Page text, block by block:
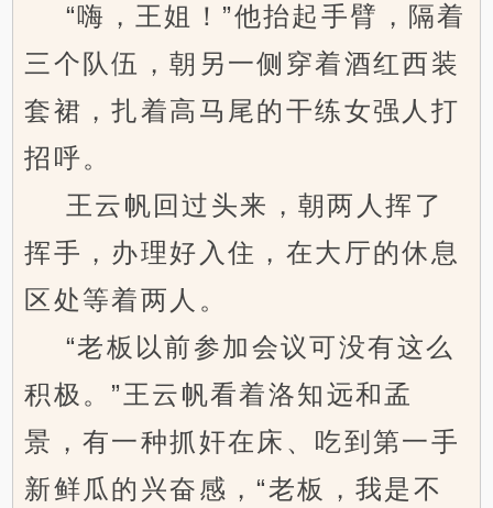
“嗨，王姐！”他抬起手臂，隔着
三个队伍，朝另一侧穿着酒红西装
套裙，扎着高马尾的干练女强人打
招呼。
王云帆回过头来，朝两人挥了
挥手，办理好入住，在大厅的休息
区处等着两人。
“老板以前参加会议可没有这么
积极。”王云帆看着洛知远和孟
景，有一种抓奸在床、吃到第一手
新鲜瓜的兴奋感，“老板，我是不